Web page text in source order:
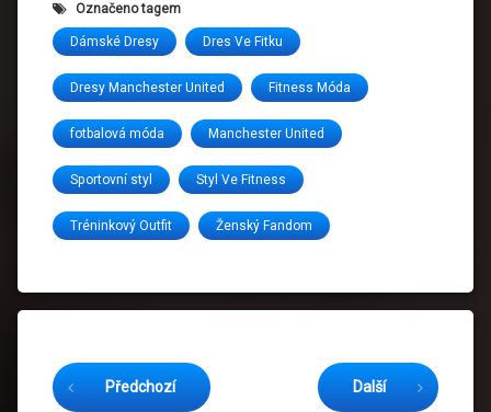
Označeno tagem
Dámské Dresy Dres Ve Fitku
Dresy Manchester United Fitness Móda
fotbalová móda Manchester United
Sportovní styl Styl Ve Fitness
Tréninkový Outfit Ženský Fandom
Předchozí Další